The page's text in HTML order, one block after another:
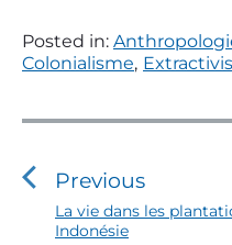
Posted in:
Colonialisme,
N
v
Previous
P
r
La vie dans les
Indonésie